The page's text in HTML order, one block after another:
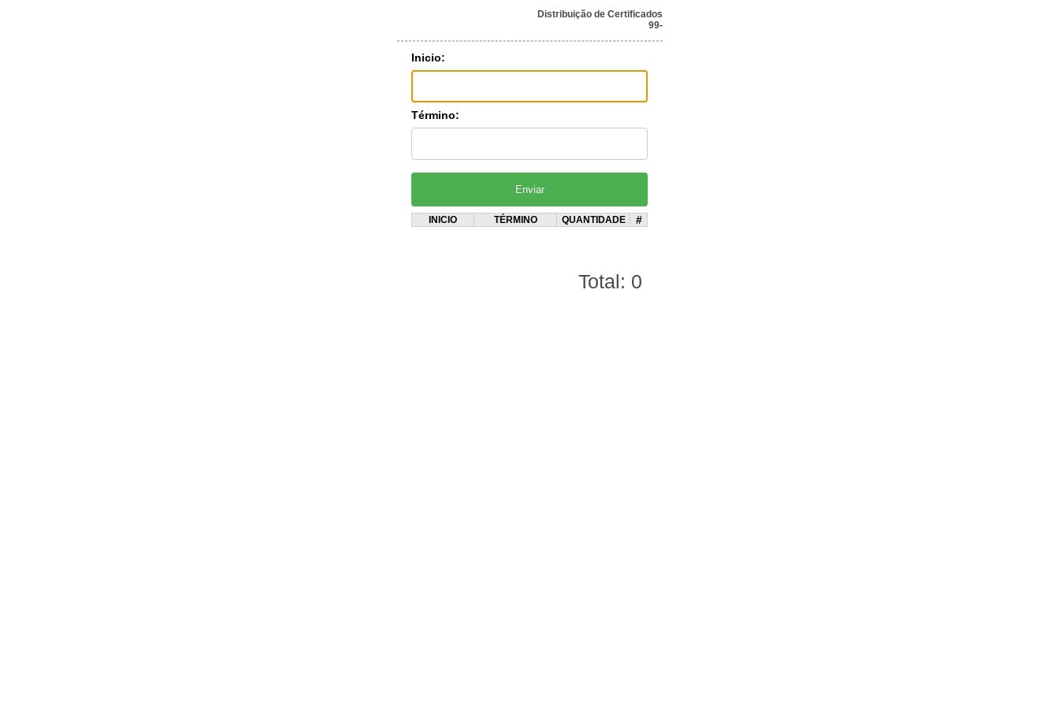
Distribuição de Certificados
99-
Inicio:
Término:
INICIO TÉRMINO QUANTIDADE #
Total: 0